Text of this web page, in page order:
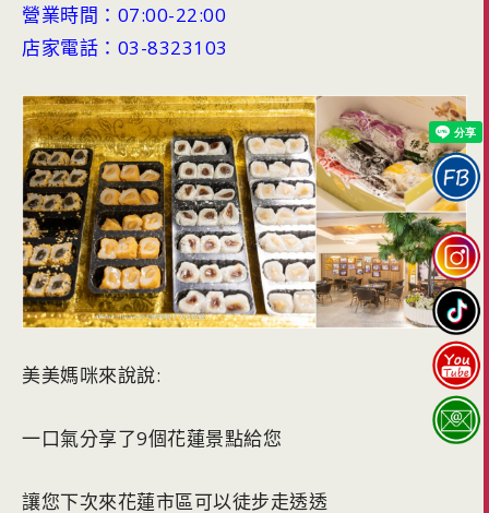
營業時間：07:00-22:00
店家電話：03-8323103
美美媽咪來說說:
一口氣分享了9個花蓮景點給您
讓您下次來花蓮市區可以徒步走透透